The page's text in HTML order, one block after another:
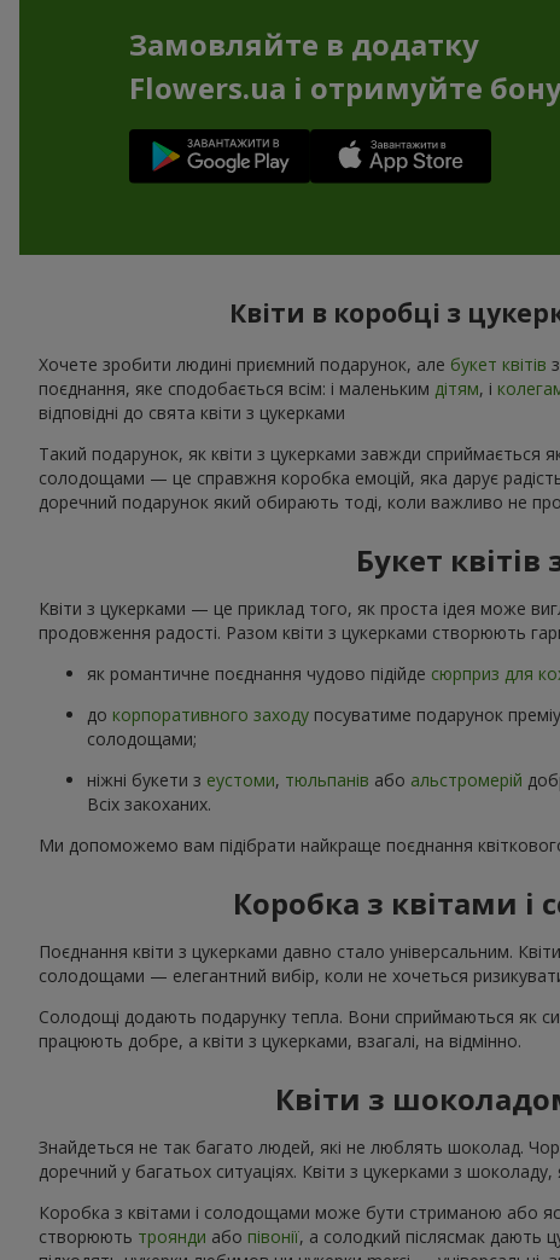
Замовляйте в додатку
Flowers.ua і отримуйте
Квіти в коробці з
Хочете зробити людині приємний подарунок, але букет квітів
поєднання, яке сподобається всім: і маленьким дітям, і
відповідні до свята квіти з цукерками
Такий подарунок, як квіти з цукерками завжди сприймається
солодощами — це справжня коробка емоцій, яка дарує
доречний подарунок який обирають тоді, коли важливо не
Букет
Квіти з цукерками — це приклад того, як проста ідея може
продовження радості. Разом квіти з цукерками створюють
як романтичне поєднання чудово підійде сюрприз для
до корпоративного заходу посуватиме подарунок
солодощами;
ніжні букети з еустоми, тюльпанів або альстромерій
Всіх закоханих.
Ми допоможемо вам підібрати найкраще поєднання
Коробка з квітами
Поєднання квіти з цукерками давно стало універсальним.
солодощами — елегантний вибір, коли не хочеться
Солодощі додають подарунку тепла. Вони сприймаються як
працюють добре, а квіти з цукерками, взагалі, на відмінно.
Квіти з
Знайдеться не так багато людей, які не люблять шоколад.
доречний у багатьох ситуаціях. Квіти з цукерками з
Коробка з квітами і солодощами може бути стриманою або
створюють троянди або півонії, а солодкий післясмак дають